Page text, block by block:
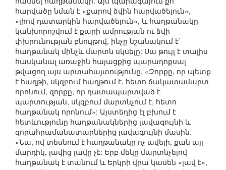
հարվածը նման է «քարով ձվին հարվածելուն»,
«լիով դատարկին հարվածելուն», և հաղթանակը
կանխորոշվում է քարի ամրության ու ձվի
փխրունության բնույթով, ինչը նշանակում է`
հաղթանակ մինչև մարտն սկսելը: Սա թույլ է տալիս
հասկանալ առաջին հայացքից պարադոքսալ
թվացող այս արտահայտությունը. «Զորքը, որ պետք
է հաղթի, սկզբում հաղթում է, հետո ճակատամարտ
որոնում, զորքը, որ դատապարտված է
պարտության, սկզբում մարտնչում է, հետո
հաղթանակ որոնում»: Այստեղից էլ բխում է
հետևությունը հաղթանակներից լավագույնի և
զորահրամանատարներից լավագույնի մասին.
«Նա, ով տեսնում է հաղթանակը ոչ ավելի, քան այլ
մարդիկ, լավից լավը չէ: Երբ մեկը մարտնչելով
հաղթանակ է տանում և Երկրի վրա կասեն «լավ է»,